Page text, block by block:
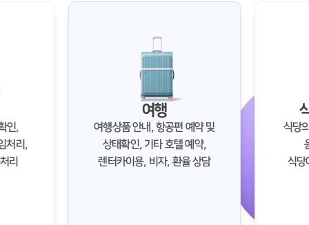
인,
처리,
리
여행
여행상품 안내, 항공편 예약 및
상태확인, 기타 호텔 예약,
렌터카이용, 비자, 환율 상담
식당
식당